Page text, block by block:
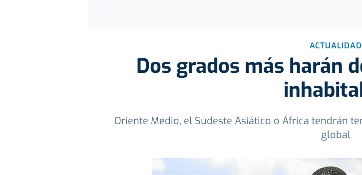
ACTUALIDAD
Dos grados más harán
Oriente Medio, el Sudeste Asiático o África tendrán
global